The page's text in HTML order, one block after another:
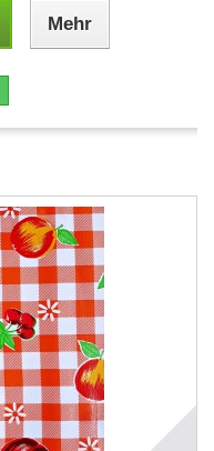
Mehr